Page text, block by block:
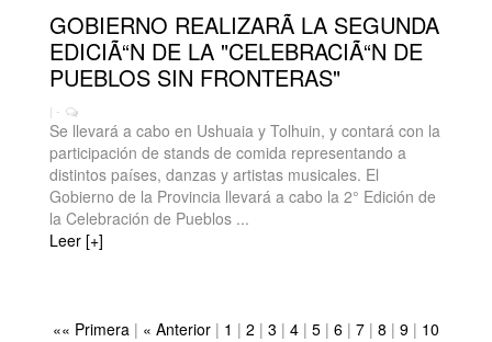
GOBIERNO REALIZARÃ LA SEGUNDA
EDICIÃ“N DE LA "CELEBRACIÃ“N DE
PUEBLOS SIN FRONTERAS"
| -
Se llevará a cabo en Ushuaia y Tolhuin, y contará con la
participación de stands de comida representando a
distintos países, danzas y artistas musicales. El
Gobierno de la Provincia llevará a cabo la 2° Edición de
la Celebración de Pueblos ...
Leer [+]
«« Primera | « Anterior | 1 | 2 | 3 | 4 | 5 | 6 | 7 | 8 | 9 | 10